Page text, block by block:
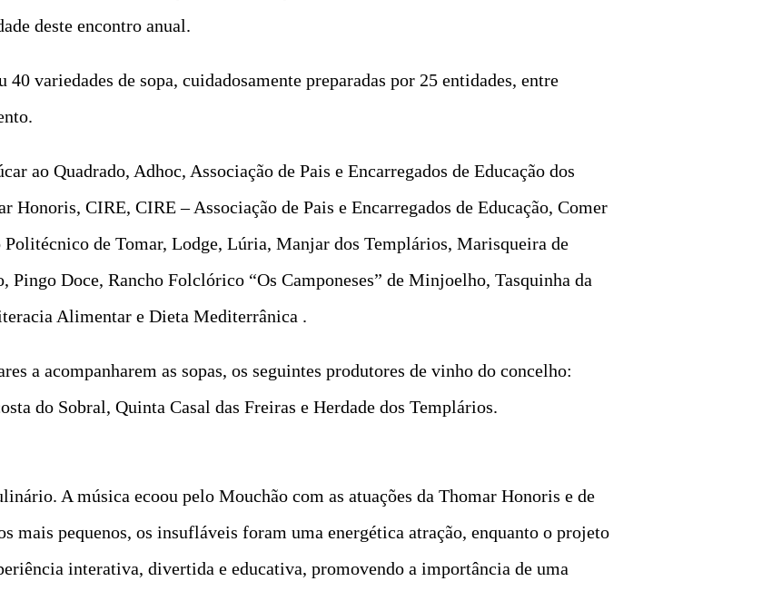
deste encontro anual.
variedades de sopa, cuidadosamente preparadas por 25 entidades, entre
ao Quadrado, Adhoc, Associação de Pais e Encarregados de Educação dos
Honoris, CIRE, CIRE – Associação de Pais e Encarregados de Educação, Comer
de Tomar, Lodge, Lúria, Manjar dos Templários, Marisqueira de
Doce, Rancho Folclórico “Os Camponeses” de Minjoelho, Tasquinha da
Alimentar e Dieta Mediterrânica .
a acompanharem as sopas, os seguintes produtores de vinho do concelho:
do Sobral, Quinta Casal das Freiras e Herdade dos Templários.
A música ecoou pelo Mouchão com as atuações da Thomar Honoris e de
mais pequenos, os insufláveis foram uma energética atração, enquanto o projeto
interativa, divertida e educativa, promovendo a importância de uma